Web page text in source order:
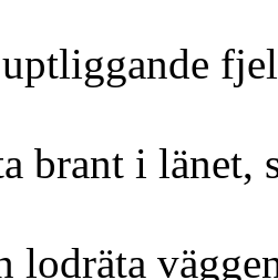
brant i länet,
lodräta